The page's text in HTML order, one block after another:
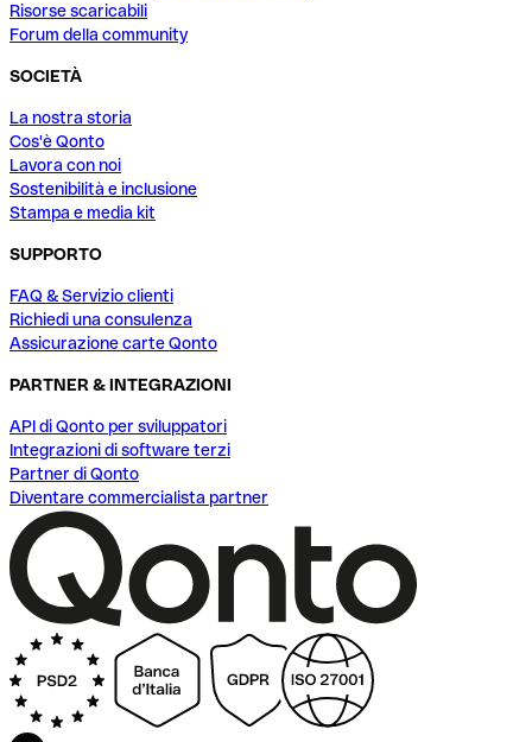
Risorse scaricabili
Forum della community
SOCIETÀ
La nostra storia
Cos'è Qonto
Lavora con noi
Sostenibilità e inclusione
Stampa e media kit
SUPPORTO
FAQ & Servizio clienti
Richiedi una consulenza
Assicurazione carte Qonto
PARTNER & INTEGRAZIONI
API di Qonto per sviluppatori
Integrazioni di software terzi
Partner di Qonto
Diventare commercialista partner